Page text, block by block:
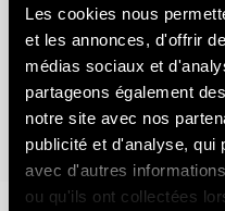
Les cookies nous
et les annonces, d'offrir
médias sociaux et
partageons également
notre site avec nos
publicité et d'analyse, qui
avec d'autres
ou qu'ils ont collectées